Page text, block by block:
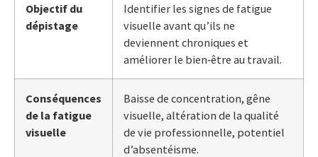
Objectif du
dépistage
Identifier les signes de fatigue
visuelle avant qu’ils ne
deviennent chroniques et
améliorer le bien‑être au travail.
Conséquences
de la fatigue
visuelle
Baisse de concentration, gêne
visuelle, altération de la qualité
de vie professionnelle, potentiel
d’absentéisme.